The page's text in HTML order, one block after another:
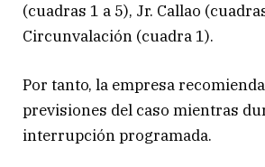
(cuadras 1 a 5), Jr. Callao
Circunvalación (cuadra 1).
Por tanto, la empresa
previsiones del caso mientras
interrupción programada.